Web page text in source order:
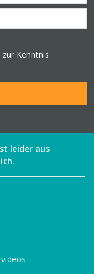
zur Kenntnis
leider aus